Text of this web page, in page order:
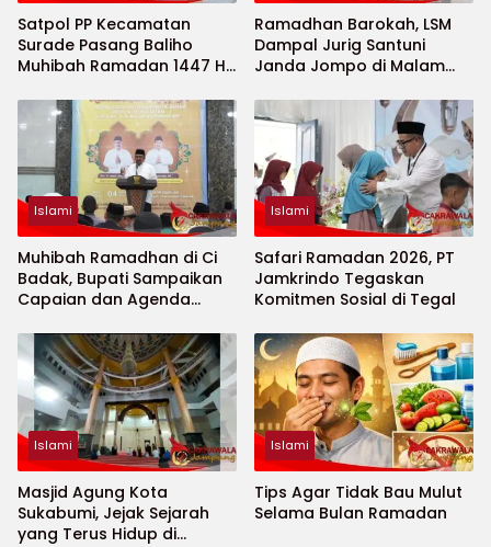
Satpol PP Kecamatan
Surade Pasang Baliho
Muhibah Ramadan 1447 H
Ramadhan Barokah, LSM
Dampal Jurig Santuni
Janda Jompo di Malam
Islami
Muhibah Ramadhan di Ci
Badak, Bupati Sampaikan
Capaian dan Agenda
Islami
Safari Ramadan 2026, PT
Jamkrindo Tegaskan
Komitmen Sosial di Tegal
Islami
Masjid Agung Kota
Sukabumi, Jejak Sejarah
yang Terus Hidup di
Islami
Tips Agar Tidak Bau Mulut
Selama Bulan Ramadan